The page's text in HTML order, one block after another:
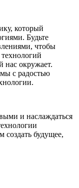
который
Будьте
чтобы
нас окружает.
с радостью
и наслаждаться
будущее,